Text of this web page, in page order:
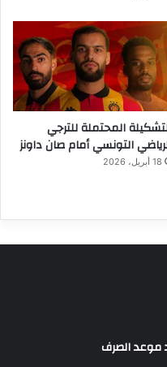
المحتملة للترجي
التونسي أمام صان داونز
18 أبريل، 2026
موعد الصرف